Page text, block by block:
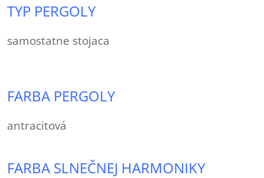
TYP PERGOLY
samostatne stojaca
FARBA PERGOLY
antracitová
FARBA SLNEČNEJ HARMONIKY